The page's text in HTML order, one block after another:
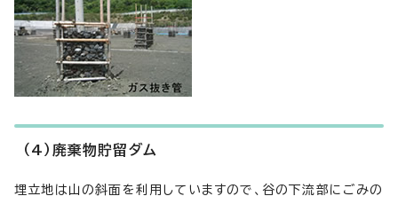
（4）廃棄物貯留ダム
埋立地は山の斜面を利用していますので、谷の下流部にごみの